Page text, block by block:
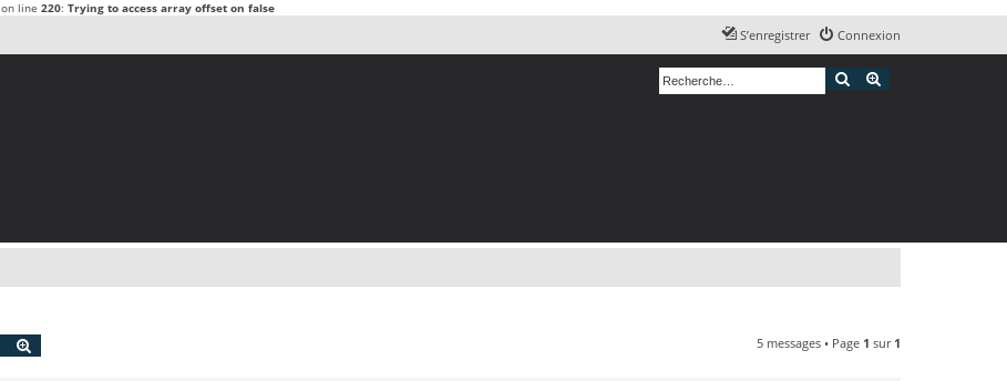
on line 220: Trying to access array offset on false
Connexion
S’enregistrer
Rechercher
Rechercher 5 messages • Page 1 sur 1